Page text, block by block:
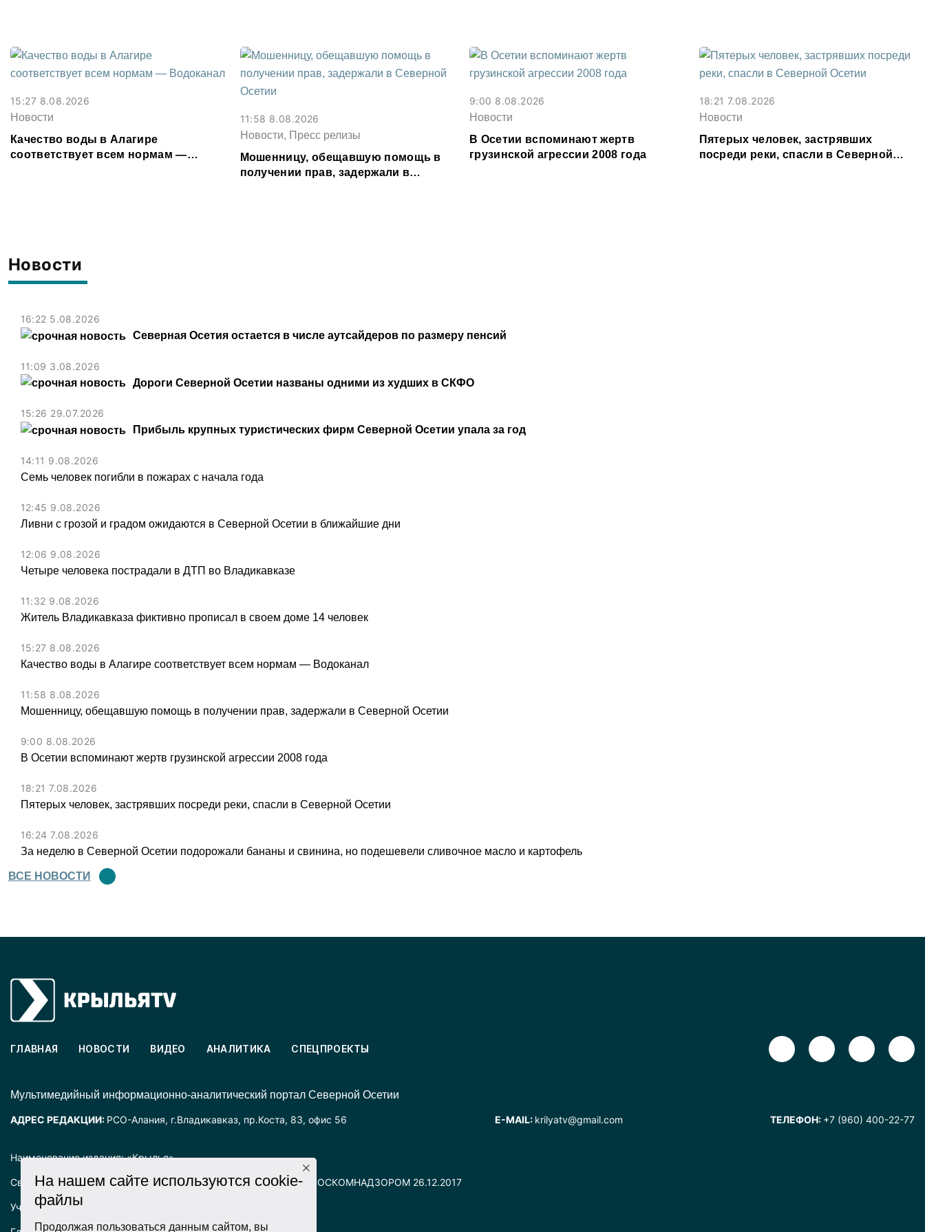
Новости
16:22 5.08.2026
Северная Осетия остается в числе аутсайдеров по размеру пенсий
11:09 3.08.2026
Дороги Северной Осетии названы одними из худших в СКФО
15:26 29.07.2026
Прибыль крупных туристических фирм Северной Осетии упала за год
14:11 9.08.2026
Семь человек погибли в пожарах с начала года
12:45 9.08.2026
Ливни с грозой и градом ожидаются в Северной Осетии в ближайшие дни
12:06 9.08.2026
Четыре человека пострадали в ДТП во Владикавказе
11:32 9.08.2026
Житель Владикавказа фиктивно прописал в своем доме 14 человек
15:27 8.08.2026
Качество воды в Алагире соответствует всем нормам — Водоканал
11:58 8.08.2026
Мошенницу, обещавшую помощь в получении прав, задержали в Северной Осетии
9:00 8.08.2026
В Осетии вспоминают жертв грузинской агрессии 2008 года
18:21 7.08.2026
Пятерых человек, застрявших посреди реки, спасли в Северной Осетии
16:24 7.08.2026
За неделю в Северной Осетии подорожали бананы и свинина, но подешевели сливочное масло и картофель
ВСЕ НОВОСТИ
15:27 8.08.2026
Новости
Качество воды в Алагире
соответствует всем нормам —
11:58 8.08.2026
Новости, Пресс релизы
Мошенницу, обещавшую помощь в
получении прав, задержали в
9:00 8.08.2026
Новости
В Осетии вспоминают жертв
грузинской агрессии 2008 года
18:21 7.08.2026
Новости
Пятерых человек, застрявших
посреди реки, спасли в Северной
Наименование издания: «Крылья».
Свидетельство о регистрации СМИ ЭЛ № ФС77-72025 выдано РОСКОМНАДЗОРОМ 26.12.2017
Учредитель: ООО «Крылья».
ГЛАВНАЯ НОВОСТИ ВИДЕО АНАЛИТИКА СПЕЦПРОЕКТЫ
Mультимедийный информационно-аналитический портал Северной Осетии
АДРЕС РЕДАКЦИИ: РСО-Алания, г.Владикавказ, пр.Коста, 83, офис 56 E-MAIL: krilyatv@gmail.com ТЕЛЕФОН: +7 (960) 400-22-77
На нашем сайте используются cookie-
файлы
Продолжая пользоваться данным сайтом, вы